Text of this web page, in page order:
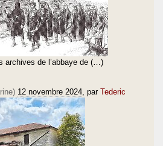
archives de l’abbaye de (…)
12 novembre 2024 , par Tederic